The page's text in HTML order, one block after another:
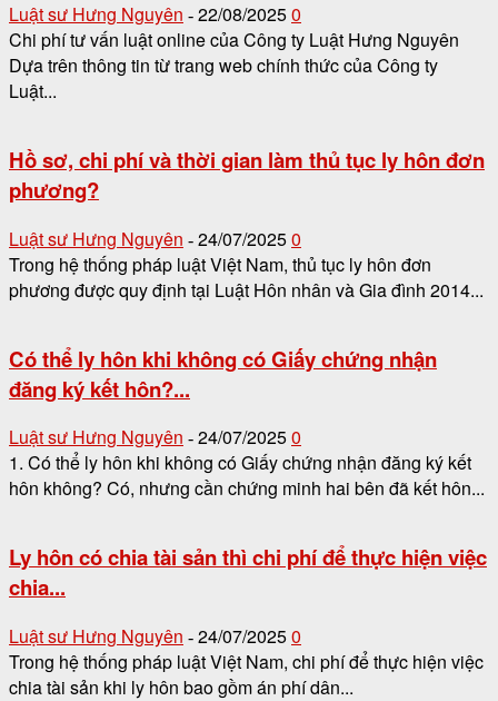
Luật sư Hưng Nguyên - 22/08/20250
Chi phí tư vấn luật online của Công ty Luật Hưng Nguyên
Dựa trên thông tin từ trang web chính thức của Công ty
Luật...
Hồ sơ, chi phí và thời gian làm thủ tục ly hôn đơn
phương?
Luật sư Hưng Nguyên - 24/07/20250
Trong hệ thống pháp luật Việt Nam, thủ tục ly hôn đơn
phương được quy định tại Luật Hôn nhân và Gia đình 2014...
Có thể ly hôn khi không có Giấy chứng nhận
đăng ký kết hôn?...
Luật sư Hưng Nguyên - 24/07/20250
1. Có thể ly hôn khi không có Giấy chứng nhận đăng ký kết
hôn không? Có, nhưng cần chứng minh hai bên đã kết hôn...
Ly hôn có chia tài sản thì chi phí để thực hiện việc
chia...
Luật sư Hưng Nguyên - 24/07/20250
Trong hệ thống pháp luật Việt Nam, chi phí để thực hiện việc
chia tài sản khi ly hôn bao gồm án phí dân...